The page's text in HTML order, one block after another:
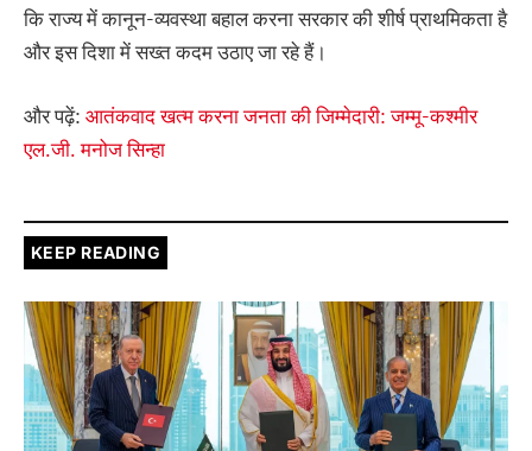
कि राज्य में कानून-व्यवस्था बहाल करना सरकार की शीर्ष प्राथमिकता है
और इस दिशा में सख्त कदम उठाए जा रहे हैं।
और पढ़ें: आतंकवाद खत्म करना जनता की जिम्मेदारी: जम्मू-कश्मीर
एल.जी. मनोज सिन्हा
KEEP READING